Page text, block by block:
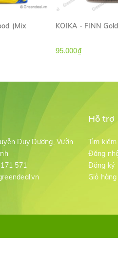
(Mix
KOIKA - FINN
95.000₫
Duy Dương, Vườn
571
Hỗ trợ
Tìm kiếm
Đăng
Đăng ký
Giỏ hàng